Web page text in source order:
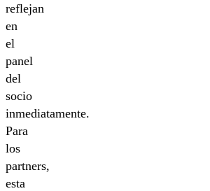
reflejan
en
el
panel
del
socio
inmediatamente.
Para
los
partners,
esta